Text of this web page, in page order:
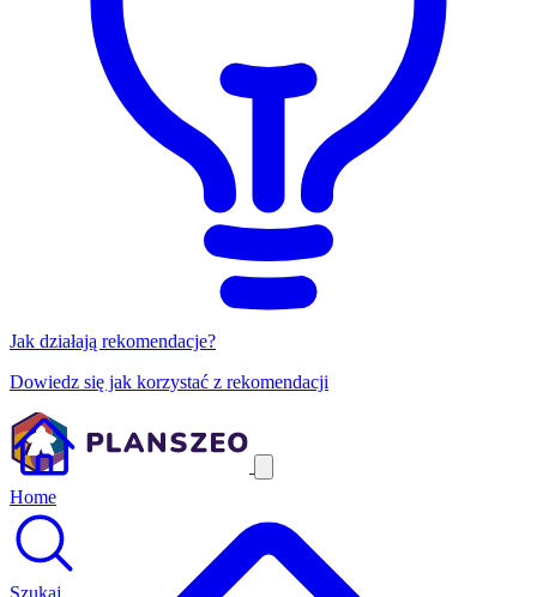
Jak działają rekomendacje?
Dowiedz się jak korzystać z rekomendacji
Home
Szukaj